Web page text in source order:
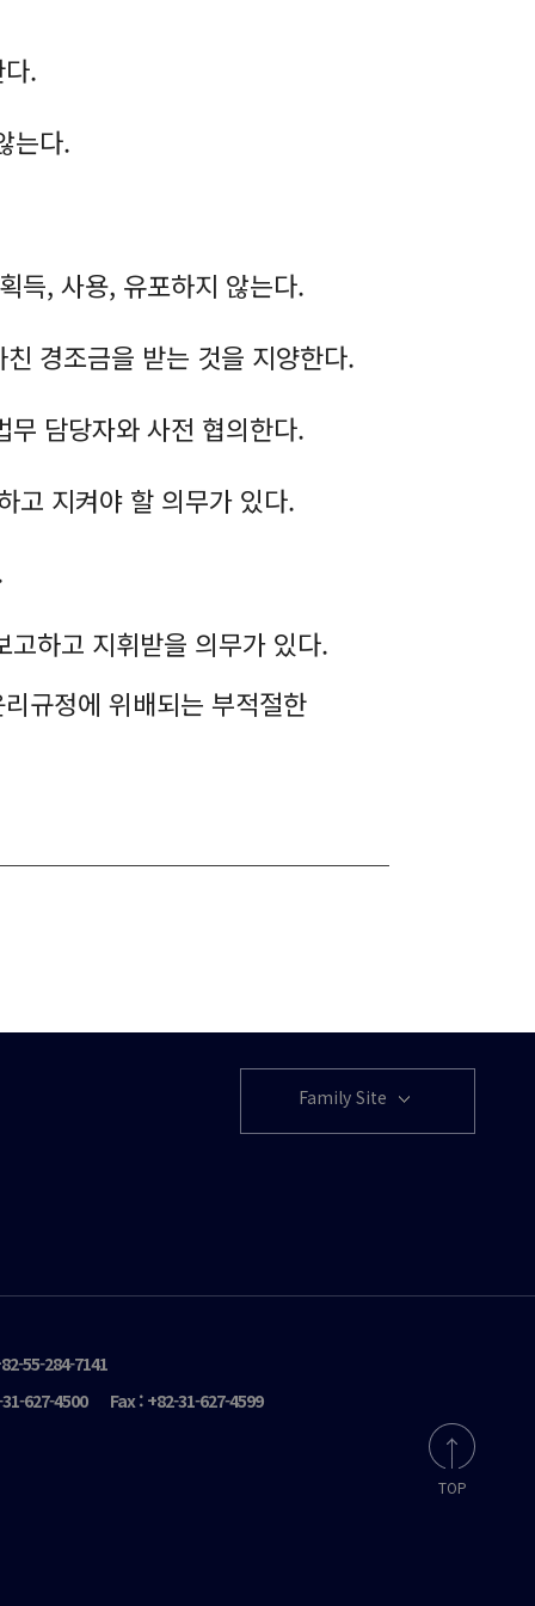
.
는다.
득, 사용, 유포하지 않는다.
경조금을 받는 것을 지양한다.
담당자와 사전 협의한다.
고 지켜야 할 의무가 있다.
하고 지휘받을 의무가 있다.
규정에 위배되는 부적절한
Family Site
TOP
55-284-7141
627-4500
Fax : +82-31-627-4599